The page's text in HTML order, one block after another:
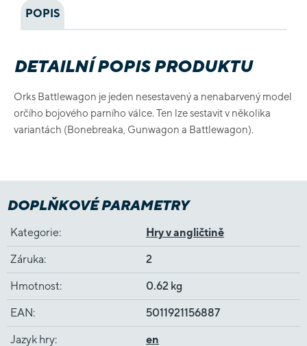
POPIS
DETAILNÍ POPIS PRODUKTU
Orks Battlewagon je jeden nesestavený a nenabarvený model
orčího bojového parního válce. Ten lze sestavit v několika
variantách (Bonebreaka, Gunwagon a Battlewagon).
DOPLŇKOVÉ PARAMETRY
Kategorie: Hry v angličtině
Záruka: 2
Hmotnost: 0.62 kg
EAN: 5011921156887
Jazyk hry: en